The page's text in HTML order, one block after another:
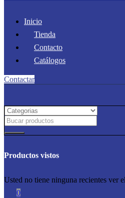
Inicio
Tienda
Contacto
Catálogos
Contactar
Productos vistos
Usted no tiene ninguna recientes ver
0